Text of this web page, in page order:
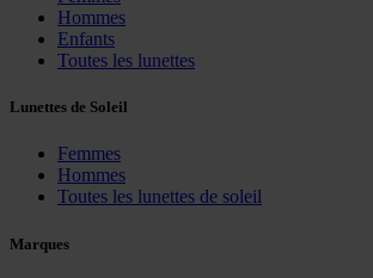
Hommes
Enfants
Toutes les lunettes
Lunettes de Soleil
Femmes
Hommes
Toutes les lunettes de soleil
Marques